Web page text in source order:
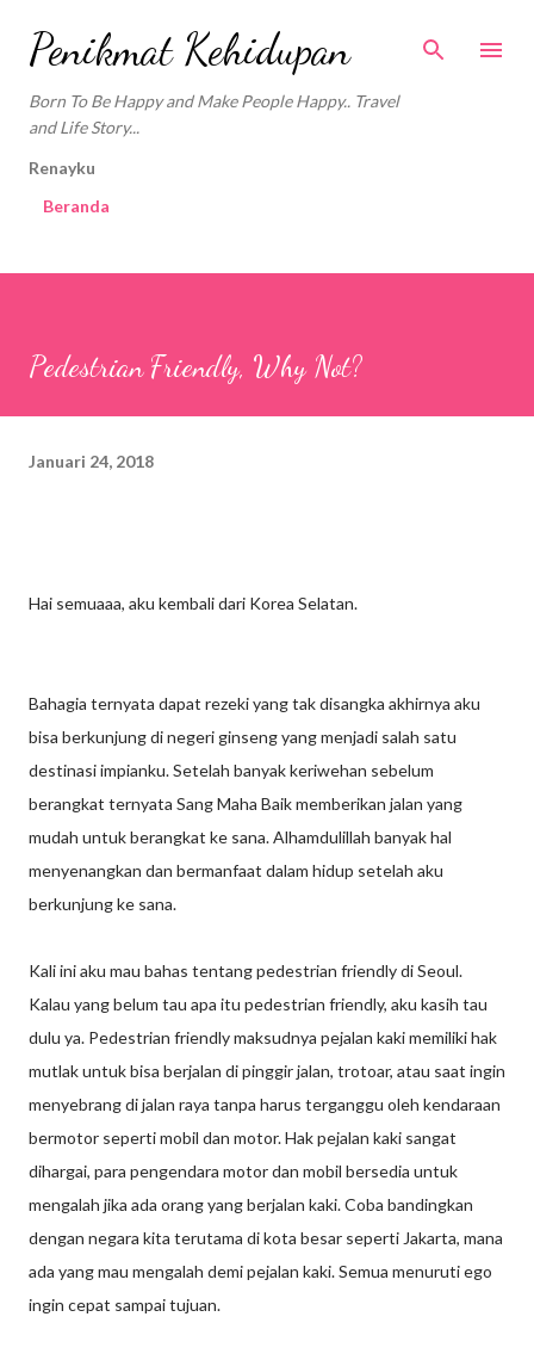
Langsung ke konten utama
Penikmat Kehidupan
Born To Be Happy and Make People Happy.. Travel
and Life Story...
Renayku
Beranda
Pedestrian Friendly, Why Not?
Januari 24, 2018
Hai semuaaa, aku kembali dari Korea Selatan.
Bahagia ternyata dapat rezeki yang tak disangka akhirnya aku
bisa berkunjung di negeri ginseng yang menjadi salah satu
destinasi impianku. Setelah banyak keriwehan sebelum
berangkat ternyata Sang Maha Baik memberikan jalan yang
mudah untuk berangkat ke sana. Alhamdulillah banyak hal
menyenangkan dan bermanfaat dalam hidup setelah aku
berkunjung ke sana.
Kali ini aku mau bahas tentang pedestrian friendly di Seoul.
Kalau yang belum tau apa itu pedestrian friendly, aku kasih tau
dulu ya. Pedestrian friendly maksudnya pejalan kaki memiliki hak
mutlak untuk bisa berjalan di pinggir jalan, trotoar, atau saat ingin
menyebrang di jalan raya tanpa harus terganggu oleh kendaraan
bermotor seperti mobil dan motor. Hak pejalan kaki sangat
dihargai, para pengendara motor dan mobil bersedia untuk
mengalah jika ada orang yang berjalan kaki. Coba bandingkan
dengan negara kita terutama di kota besar seperti Jakarta, mana
ada yang mau mengalah demi pejalan kaki. Semua menuruti ego
ingin cepat sampai tujuan.